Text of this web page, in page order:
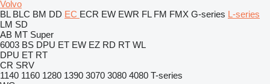
Volvo
BL BLC BM DD EC ECR EW EWR FL FM FMX G-series L-series
LM SD
AB MT Super
6003 BS DPU ET EW EZ RD RT WL
DPU ET RT
CR SRV
1140 1160 1280 1390 3070 3080 4080 T-series